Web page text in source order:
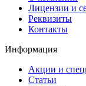
Лицензии и
Реквизиты
Контакты
Информация
Акции и
Статьи